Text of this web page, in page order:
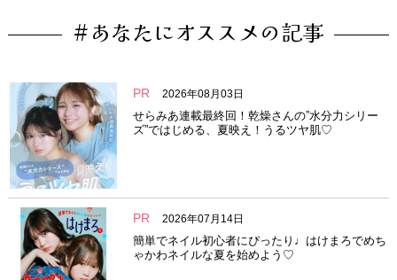
#あなたにオススメの記事
PR 2026年08月03日
せらみあ連載最終回！乾燥さんの”水分力シリー
ズ”ではじめる、夏映え！うるツヤ肌♡
PR 2026年07月14日
簡単でネイル初心者にぴったり♩はけまろでめち
ゃかわネイルな夏を始めよう♡